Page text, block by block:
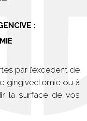
:
par l’excédent de
gingivectomie ou à
la surface de vos